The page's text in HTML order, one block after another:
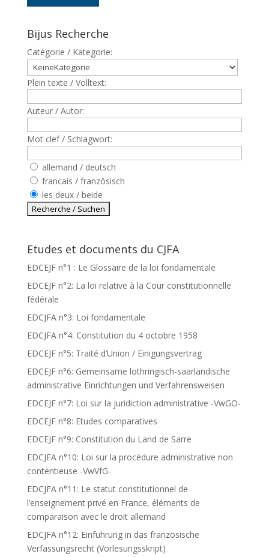
Bijus Recherche
Catègorie / Kategorie:
Plein texte / Volltext:
Auteur / Autor:
Mot clef / Schlagwort:
allemand / deutsch
francais / französisch
les deux / beide
Etudes et documents du CJFA
EDCEJF n°1 : Le Glossaire de la loi fondamentale
EDCEJF n°2: La loi relative à la Cour constitutionnelle
fédérale
EDCJFA n°3: Loi fondamentale
EDCJFA n°4: Constitution du 4 octobre 1958
EDCEJF n°5: Traité d’Union / Einigungsvertrag
EDCEJF n°6: Gemeinsame lothringisch-saarländische
administrative Einrichtungen und Verfahrensweisen
EDCEJF n°7: Loi sur la juridiction administrative -VwGO-
EDCEJF n°8: Etudes comparatives
EDCEJF n°9: Constitution du Land de Sarre
EDCJFA n°10: Loi sur la procédure administrative non
contentieuse -VwVfG-
EDCJFA n°11: Le statut constitutionnel de
l’enseignement privé en France, éléments de
comparaison avec le droit allemand
EDCJFA n°12: Einführung in das französische
Verfassungsrecht (Vorlesungsskript)